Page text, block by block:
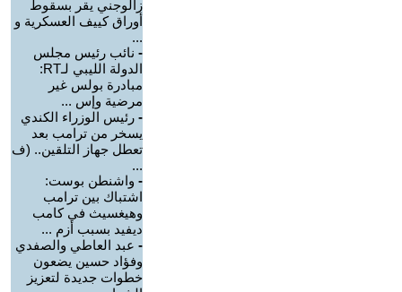
زالوجني يقر بسقوط
أوراق كييف العسكرية و
...
- نائب رئيس مجلس
الدولة الليبي لـRT:
مبادرة بولس غير
مرضية وإس ...
- رئيس الوزراء الكندي
يسخر من ترامب بعد
تعطل جهاز التلقين.. (ف
...
- واشنطن بوست:
اشتباك بين ترامب
وهيغسيث في كامب
ديفيد بسبب أزم ...
- عبد العاطي والصفدي
وفؤاد حسين يضعون
خطوات جديدة لتعزيز